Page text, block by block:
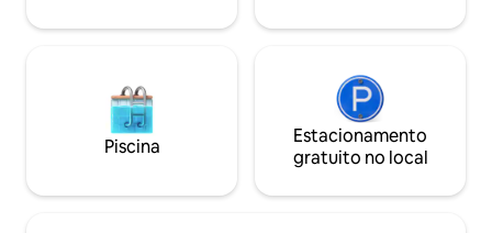
nenhum animal de estimação na mobília
Piscina
Estacionamento
gratuito no local